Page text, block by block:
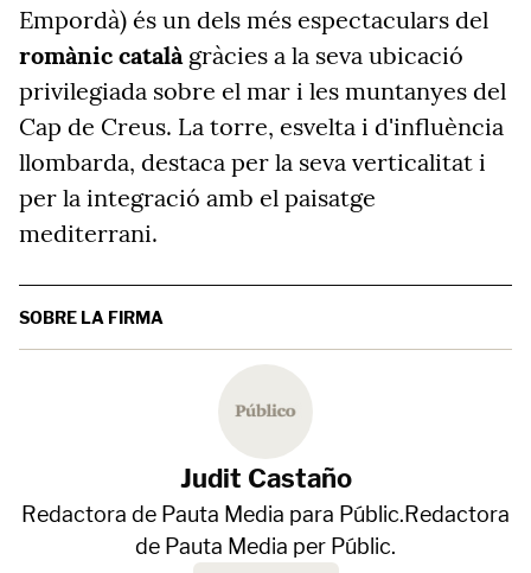
Empordà) és un dels més espectaculars del
romànic català gràcies a la seva ubicació
privilegiada sobre el mar i les muntanyes del
Cap de Creus. La torre, esvelta i d'influència
llombarda, destaca per la seva verticalitat i
per la integració amb el paisatge
mediterrani.
SOBRE LA FIRMA
Judit Castaño
Redactora de Pauta Media para Públic.Redactora
de Pauta Media per Públic.